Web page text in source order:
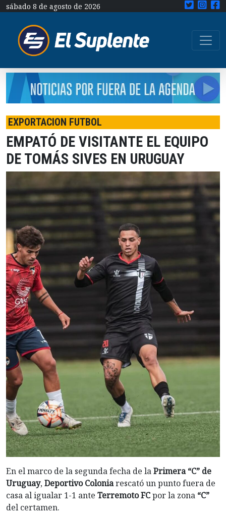
sábado 8 de agosto de 2026
EXPORTACION FUTBOL
EMPATÓ DE VISITANTE EL EQUIPO
DE TOMÁS SIVES EN URUGUAY
En el marco de la segunda fecha de laPrimera “C” de
Uruguay,Deportivo Coloniarescató un punto fuera de
casa al igualar 1-1 ante Terremoto FCpor la zona “C”
del certamen.